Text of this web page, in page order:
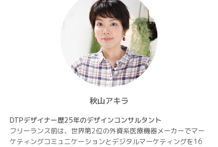
秋山アキラ
DTPデザイナー歴25年のデザインコンサルタント
フリーランス前は、世界第2位の外資系医療機器メーカーでマー
ケティングコミュニケーションとデジタルマーケティングを16